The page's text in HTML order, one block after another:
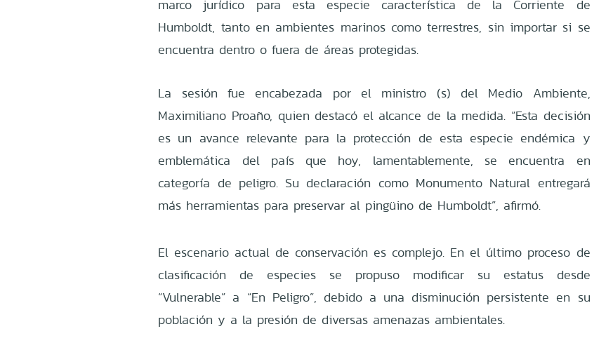
marco jurídico para esta especie característica de la Corriente de
Humboldt, tanto en ambientes marinos como terrestres, sin importar si se
encuentra dentro o fuera de áreas protegidas.
La sesión fue encabezada por el ministro (s) del Medio Ambiente,
Maximiliano Proaño, quien destacó el alcance de la medida. “Esta decisión
es un avance relevante para la protección de esta especie endémica y
emblemática del país que hoy, lamentablemente, se encuentra en
categoría de peligro. Su declaración como Monumento Natural entregará
más herramientas para preservar al pingüino de Humboldt”, afirmó.
El escenario actual de conservación es complejo. En el último proceso de
clasificación de especies se propuso modificar su estatus desde
“Vulnerable” a “En Peligro”, debido a una disminución persistente en su
población y a la presión de diversas amenazas ambientales.